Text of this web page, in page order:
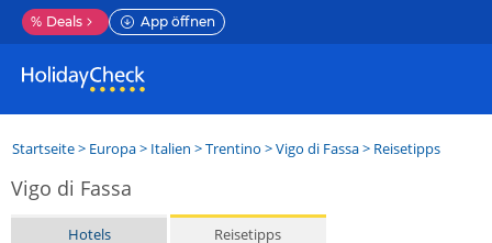
% Deals App öffnen
Startseite> Europa> Italien >Trentino >Vigo di Fassa> Reisetipps
Vigo di Fassa
Hotels Reisetipps